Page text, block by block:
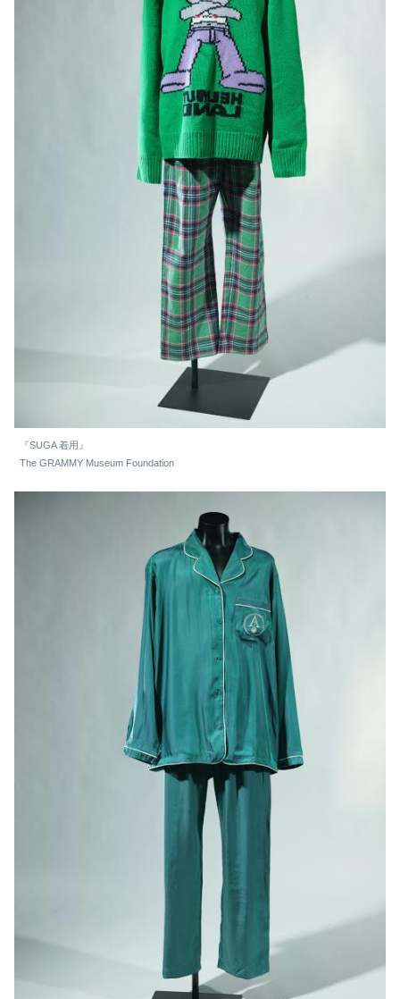
『SUGA 着用』
The GRAMMY Museum Foundation